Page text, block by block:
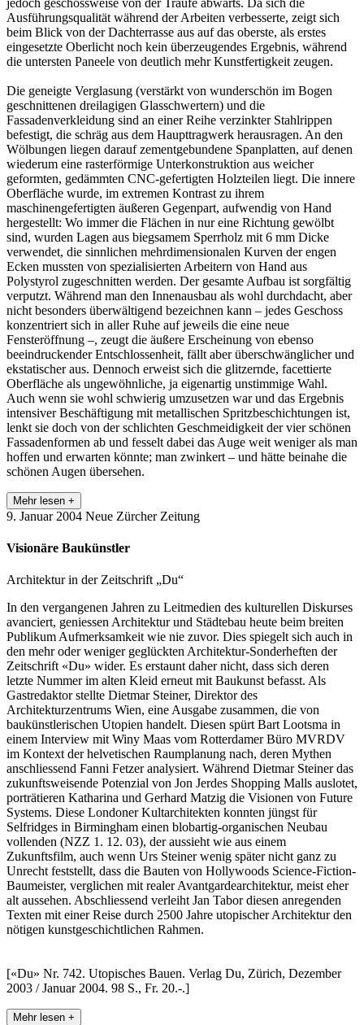
Ausführungsqualität während der Arbeiten verbesserte, zeigt sich
beim Blick von der Dachterrasse aus auf das oberste, als erstes
eingesetzte Oberlicht noch kein überzeugendes Ergebnis, während
die untersten Paneele von deutlich mehr Kunstfertigkeit zeugen.
Die geneigte Verglasung (verstärkt von wunderschön im Bogen
geschnittenen dreilagigen Glasschwertern) und die
Fassadenverkleidung sind an einer Reihe verzinkter Stahlrippen
befestigt, die schräg aus dem Haupttragwerk herausragen. An den
Wölbungen liegen darauf zementgebundene Spanplatten, auf denen
wiederum eine rasterförmige Unterkonstruktion aus weicher
geformten, gedämmten CNC-gefertigten Holzteilen liegt. Die innere
Oberfläche wurde, im extremen Kontrast zu ihrem
maschinengefertigten äußeren Gegenpart, aufwendig von Hand
hergestellt: Wo immer die Flächen in nur eine Richtung gewölbt
sind, wurden Lagen aus biegsamem Sperrholz mit 6 mm Dicke
verwendet, die sinnlichen mehrdimensionalen Kurven der engen
Ecken mussten von spezialisierten Arbeitern von Hand aus
Polystyrol zugeschnitten werden. Der gesamte Aufbau ist sorgfältig
verputzt. Während man den Innenausbau als wohl durchdacht, aber
nicht besonders überwältigend bezeichnen kann – jedes Geschoss
konzentriert sich in aller Ruhe auf jeweils die eine neue
Fensteröffnung –, zeugt die äußere Erscheinung von ebenso
beeindruckender Entschlossenheit, fällt aber überschwänglicher und
ekstatischer aus. Dennoch erweist sich die glitzernde, facettierte
Oberfläche als ungewöhnliche, ja eigenartig unstimmige Wahl.
Auch wenn sie wohl schwierig umzusetzen war und das Ergebnis
intensiver Beschäftigung mit metallischen Spritzbeschichtungen ist,
lenkt sie doch von der schlichten Geschmeidigkeit der vier schönen
Fassadenformen ab und fesselt dabei das Auge weit weniger als man
hoffen und erwarten könnte; man zwinkert – und hätte beinahe die
schönen Augen übersehen.
Mehr lesen +
9. Januar 2004 Neue Zürcher Zeitung
Visionäre Baukünstler
Architektur in der Zeitschrift „Du“
In den vergangenen Jahren zu Leitmedien des kulturellen Diskurses
avanciert, geniessen Architektur und Städtebau heute beim breiten
Publikum Aufmerksamkeit wie nie zuvor. Dies spiegelt sich auch in
den mehr oder weniger geglückten Architektur-Sonderheften der
Zeitschrift «Du» wider. Es erstaunt daher nicht, dass sich deren
letzte Nummer im alten Kleid erneut mit Baukunst befasst. Als
Gastredaktor stellte Dietmar Steiner, Direktor des
Architekturzentrums Wien, eine Ausgabe zusammen, die von
baukünstlerischen Utopien handelt. Diesen spürt Bart Lootsma in
einem Interview mit Winy Maas vom Rotterdamer Büro MVRDV
im Kontext der helvetischen Raumplanung nach, deren Mythen
anschliessend Fanni Fetzer analysiert. Während Dietmar Steiner das
zukunftsweisende Potenzial von Jon Jerdes Shopping Malls auslotet,
porträtieren Katharina und Gerhard Matzig die Visionen von Future
Systems. Diese Londoner Kultarchitekten konnten jüngst für
Selfridges in Birmingham einen blobartig-organischen Neubau
vollenden (NZZ 1. 12. 03), der aussieht wie aus einem
Zukunftsfilm, auch wenn Urs Steiner wenig später nicht ganz zu
Unrecht feststellt, dass die Bauten von Hollywoods Science-Fiction-
Baumeister, verglichen mit realer Avantgardearchitektur, meist eher
alt aussehen. Abschliessend verleiht Jan Tabor diesen anregenden
Texten mit einer Reise durch 2500 Jahre utopischer Architektur den
nötigen kunstgeschichtlichen Rahmen.
[«Du» Nr. 742. Utopisches Bauen. Verlag Du, Zürich, Dezember
2003 / Januar 2004. 98 S., Fr. 20.-.]
Mehr lesen +